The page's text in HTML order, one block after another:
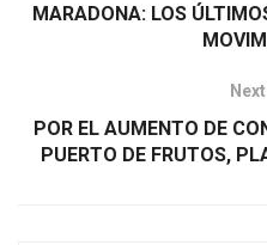
MARADONA: LOS
POR EL AUMENTO DE
PUERTO DE FRUTOS,